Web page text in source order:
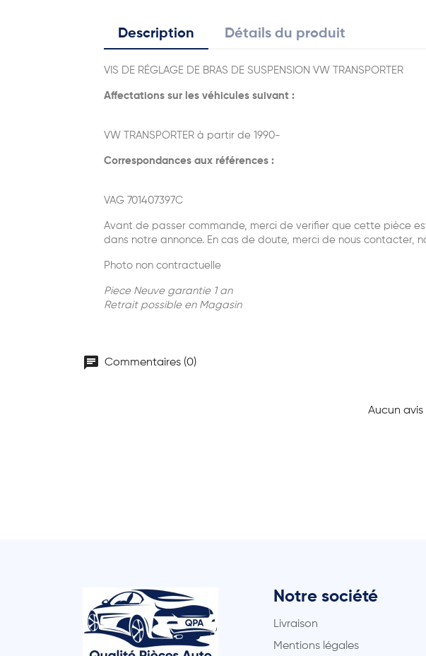
Description Détails du produit
VIS DE RÉGLAGE DE BRAS DE SUSPENSION VW TRANSPORTER
Affectations sur les véhicules suivant :
VW TRANSPORTER à partir de 1990-
Correspondances aux références :
VAG 701407397C
Avant de passer commande, merci de verifier que cette pièce
dans notre annonce. En cas de doute, merci de nous contacter,
Photo non contractuelle
Piece Neuve garantie 1 an
Retrait possible en Magasin
chat Commentaires (0)
Aucun
Notre société
Livraison
Mentions légales